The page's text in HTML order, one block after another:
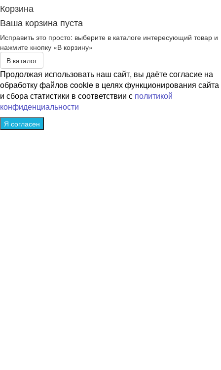
Корзина
Ваша корзина пуста
Исправить это просто: выберите в каталоге интересующий товар и
нажмите кнопку «В корзину»
В каталог
Продолжая использовать наш сайт, вы даёте согласие на
обработку файлов cookie в целях функционирования сайта
и сбора статистики в соответствии с политикой
конфиденциальности
Я согласен